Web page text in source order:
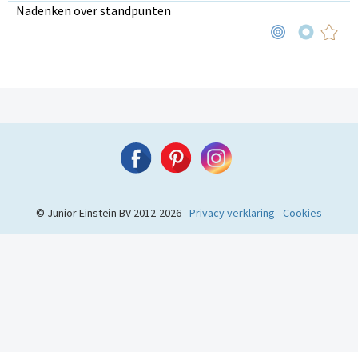
Nadenken over standpunten
© Junior Einstein BV 2012-2026 -Privacy verklaring -Cookies